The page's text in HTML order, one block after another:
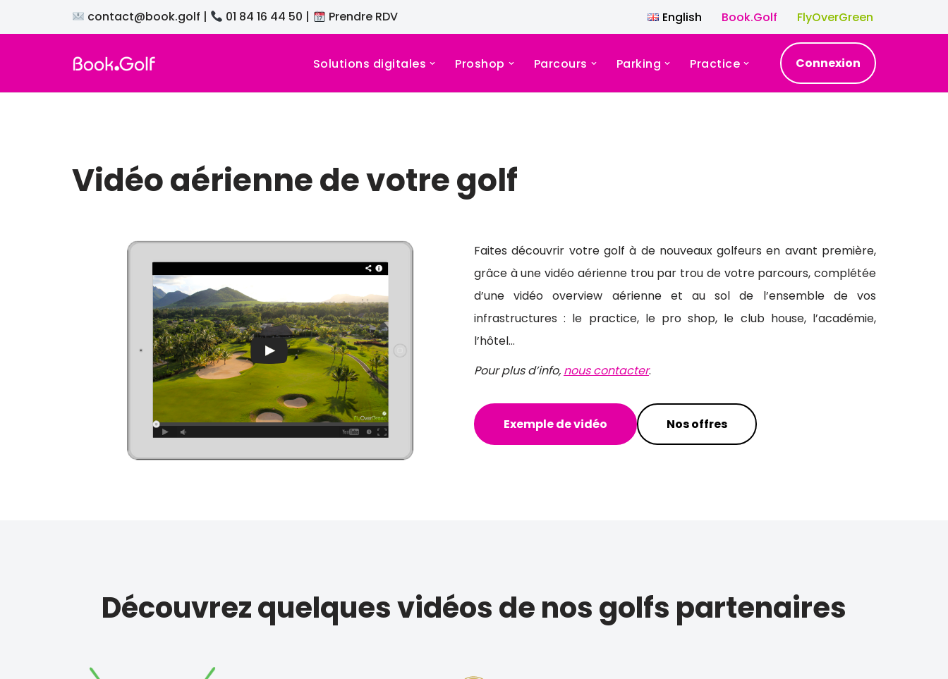
Aller
contact@book.golf | 01 84 16 44 50 | Prendre RDV English Book.Golf FlyOverGreen
Solutions digitales Proshop Parcours Parking Practice Connexion
Vidéo aérienne de votre golf
Faites découvrir votre golf à de nouveaux golfeurs en avant première,
grâce à une vidéo aérienne trou par trou de votre parcours, complétée
d’une vidéo overview aérienne et au sol de l’ensemble de vos
infrastructures : le practice, le pro shop, le club house, l’académie,
l’hôtel…
Pour plus d’info, nous contacter.
Exemple de vidéo Nos offres
Découvrez quelques vidéos de nos golfs partenaires